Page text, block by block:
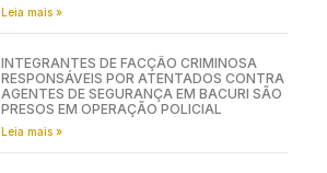
Leia mais »
INTEGRANTES DE FACÇÃO CRIMINOSA
RESPONSÁVEIS POR ATENTADOS CONTRA
AGENTES DE SEGURANÇA EM BACURI SÃO
PRESOS EM OPERAÇÃO POLICIAL
Leia mais »